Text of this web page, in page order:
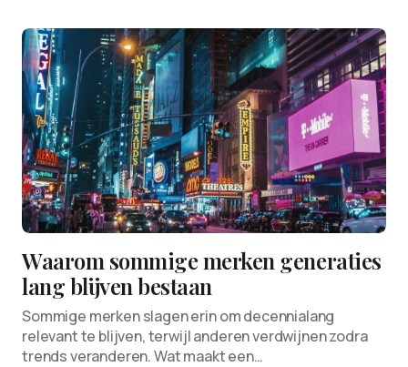
Waarom sommige merken generaties
lang blijven bestaan
Sommige merken slagen erin om decennialang
relevant te blijven, terwijl anderen verdwijnen zodra
trends veranderen. Wat maakt een…